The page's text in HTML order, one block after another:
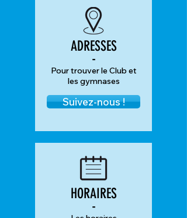
ADRESSES
-
Pour trouver le Club et
les gymnases
Suivez-nous !
HORAIRES
-